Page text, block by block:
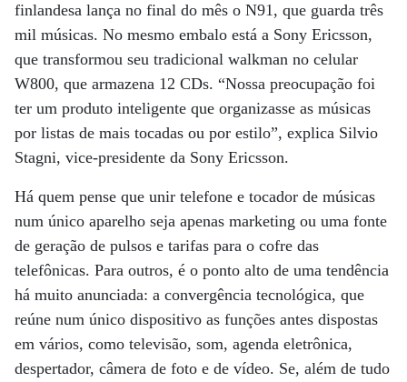
finlandesa lança no final do mês o N91, que guarda três
mil músicas. No mesmo embalo está a Sony Ericsson,
que transformou seu tradicional walkman no celular
W800, que armazena 12 CDs. “Nossa preocupação foi
ter um produto inteligente que organizasse as músicas
por listas de mais tocadas ou por estilo”, explica Silvio
Stagni, vice-presidente da Sony Ericsson.
Há quem pense que unir telefone e tocador de músicas
num único aparelho seja apenas marketing ou uma fonte
de geração de pulsos e tarifas para o cofre das
telefônicas. Para outros, é o ponto alto de uma tendência
há muito anunciada: a convergência tecnológica, que
reúne num único dispositivo as funções antes dispostas
em vários, como televisão, som, agenda eletrônica,
despertador, câmera de foto e de vídeo. Se, além de tudo